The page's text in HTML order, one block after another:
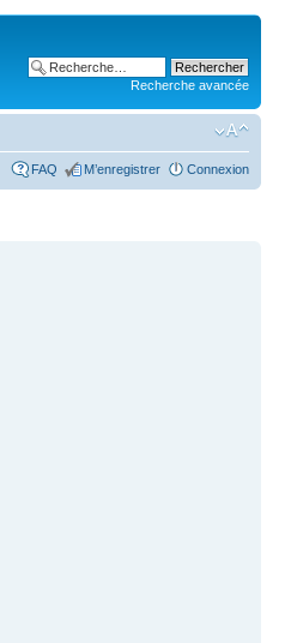
Recherche avancée
FAQ M’enregistrer Connexion